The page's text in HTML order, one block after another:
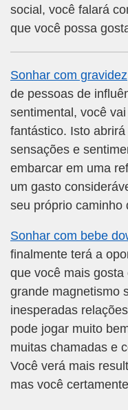
social, você falará
que você possa
Sonhar com gravidez
de pessoas de
sentimental, você
fantástico. Isto
sensações e
embarcar em uma
um gasto
seu próprio caminho
Sonhar com bebe
finalmente terá a
que você mais
grande magnetismo
inesperadas
pode jogar muito
muitas chamadas e
Você verá mais
mas você